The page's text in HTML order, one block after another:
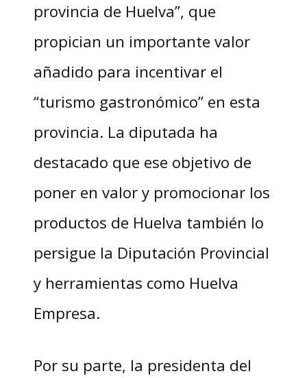
provincia de Huelva”, que
propician un importante valor
añadido para incentivar el
“turismo gastronómico” en esta
provincia. La diputada ha
destacado que ese objetivo de
poner en valor y promocionar los
productos de Huelva también lo
persigue la Diputación Provincial
y herramientas como Huelva
Empresa.
Por su parte, la presidenta del